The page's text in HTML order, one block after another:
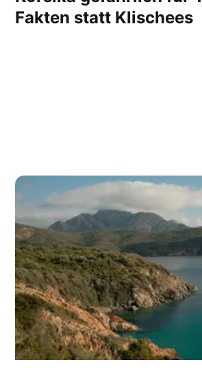
Fakten statt Klischees